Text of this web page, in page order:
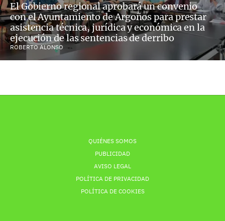
El Gobierno regional aprobará un convenio
con el Ayuntamiento de Argoños para prestar
asistencia técnica, jurídica y económica en la
ejecución de las sentencias de derribo
ROBERTO ALONSO
QUIÉNES SOMOS
PUBLICIDAD
AVISO LEGAL
POLÍTICA DE PRIVACIDAD
POLÍTICA DE COOKIES